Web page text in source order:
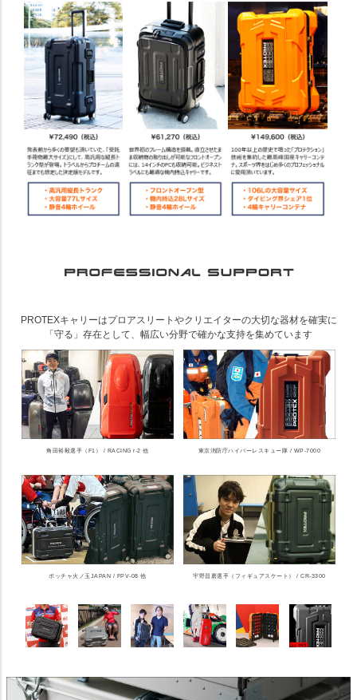
PROTEXキャリーはプロアスリートやクリエイターの大切な器材を確実に
「守る」存在として、幅広い分野で確かな支持を集めています
角田裕毅選手（F1） / RACING r-2 他 東京消防庁ハイパーレスキュー隊 / WP-7000
ボッチャ火ノ玉JAPAN / FPV-08 他 宇野昌磨選手（フィギュアスケート） / CR-3300